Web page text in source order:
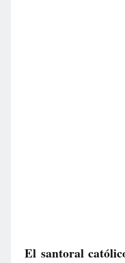
El santoral